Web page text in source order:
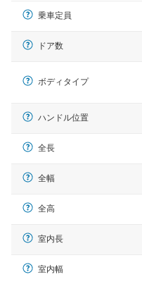
乗車定員
ドア数
ボディタイプ
ハンドル位置
全長
全幅
全高
室内長
室内幅